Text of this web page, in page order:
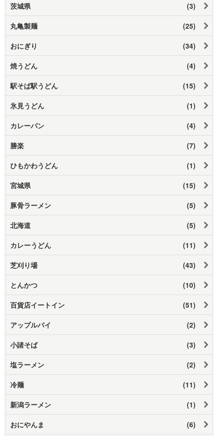
茨城県 (3)
丸亀製麺 (25)
おにぎり (34)
焼うどん (4)
駅そば駅うどん (15)
氷見うどん (1)
カレーパン (4)
勝楽 (7)
ひもかわうどん (1)
宮城県 (15)
豚骨ラーメン (5)
北海道 (5)
カレーうどん (11)
芝刈り場 (43)
とんかつ (10)
百貨店イートイン (51)
アップルパイ (2)
小諸そば (3)
塩ラーメン (2)
冷麺 (11)
新潟ラーメン (1)
おにやんま (6)